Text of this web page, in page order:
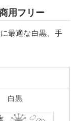
用フリー
最適な白黒、手
白黒